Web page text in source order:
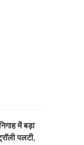
में बड़ा
पलटी,